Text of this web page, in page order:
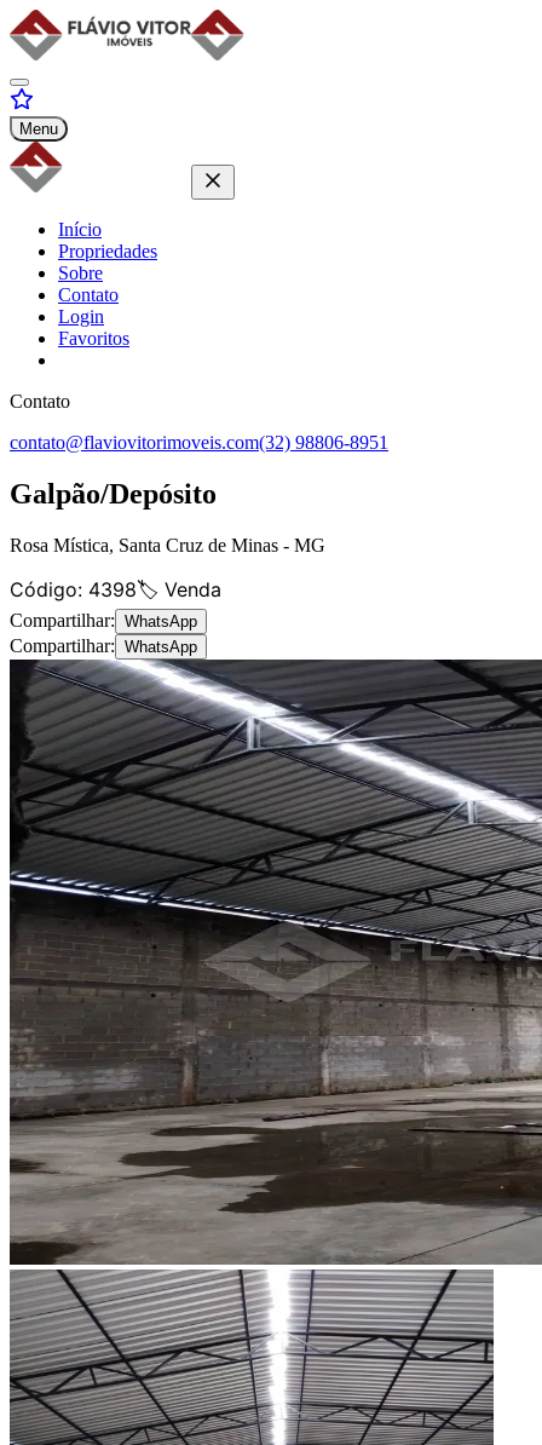
Menu
Início
Propriedades
Sobre
Contato
Login
Favoritos
Contato
contato@flaviovitorimoveis.com(32) 98806-8951
Galpão/Depósito
Rosa Mística, Santa Cruz de Minas - MG
Código: 4398🏷️ Venda
Compartilhar: WhatsApp
Compartilhar: WhatsApp